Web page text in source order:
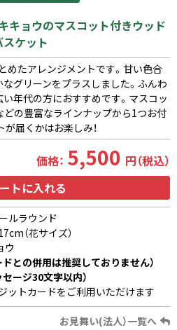
キキョウのマスコット付きウッド
スケット
めたアレンジメントです。甘い色合
グリーンをプラスしました。ふんわ
年代の方におすすめです。マスコッ
どの豊富なラインナップから1つお付
届くかはお楽しみ！
価格： 5,500 円（税込）
トに入れる
ルラウンド
（花サイズ）
ウ
との併用は推奨しておりません）
ージ30文字以内）
ットカードをご利用いただけます
お見舞い(法人）一覧へ